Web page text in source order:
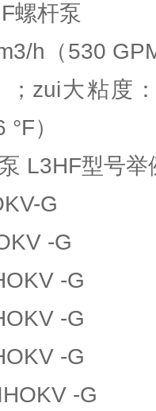
螺杆泵
h（530
；zui大粘度
）
L3HF型号举
G
-G
-G
-G
-G
-G